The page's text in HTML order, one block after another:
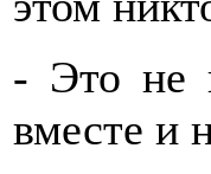
- Это не
вместе и